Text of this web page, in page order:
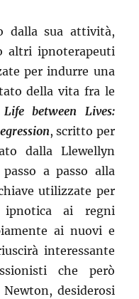
dalla sua attività,
altri ipnoterapeuti
per indurre una
della vita fra le
Life between Lives:
, scritto per
dalla Llewellyn
a passo alla
utilizzate per
ipnotica ai regni
ai nuovi e
interessante
che però
desiderosi